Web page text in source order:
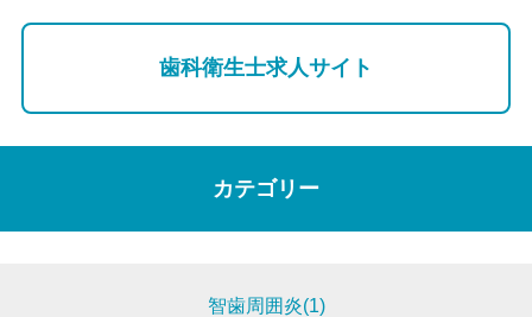
歯科衛生士求人サイト
カテゴリー
智歯周囲炎(1)